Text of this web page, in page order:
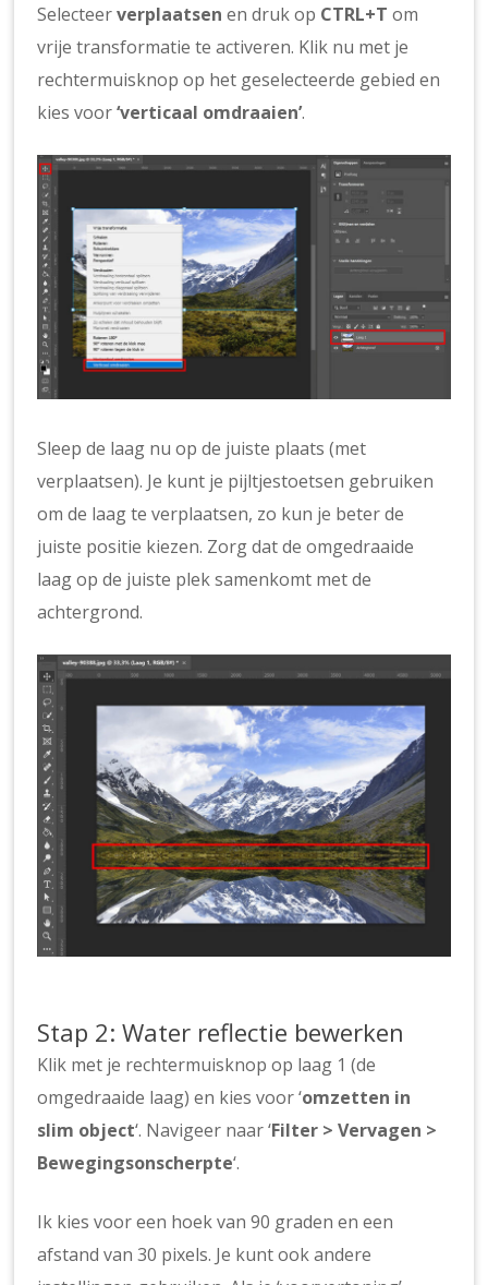
Selecteerverplaatsen en druk op CTRL+T om
vrije transformatie te activeren. Klik nu met je
rechtermuisknop op het geselecteerde gebied en
kies voor‘verticaal omdraaien’.
Sleep de laag nu op de juiste plaats (met
verplaatsen). Je kunt je pijltjestoetsen gebruiken
om de laag te verplaatsen, zo kun je beter de
juiste positie kiezen. Zorg dat de omgedraaide
laag op de juiste plek samenkomt met de
achtergrond.
Stap 2: Water reflectie bewerken
Klik met je rechtermuisknop op laag 1 (de
omgedraaide laag) en kies voor ‘omzetten in
slim object‘. Navigeer naar ‘Filter > Vervagen >
Bewegingsonscherpte‘.
Ik kies voor een hoek van 90 graden en een
afstand van 30 pixels. Je kunt ook andere